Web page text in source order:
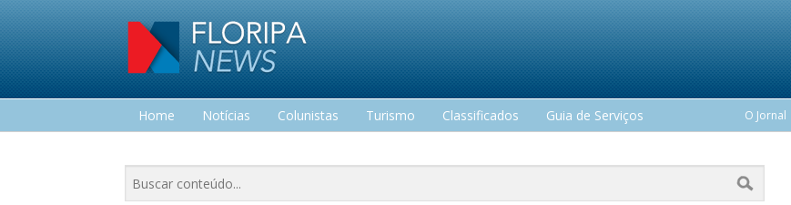
Home Notícias Colunistas Turismo Classificados
Guia de Serviços
O Jornal